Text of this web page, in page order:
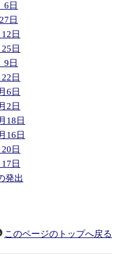
6日
日
日
日
9日
日
6日
2日
18日
16日
日
日
発出
このページのトップへ戻る